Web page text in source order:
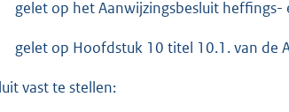
gelet op het Aanwijzingsbesluit
gelet op Hoofdstuk 10 titel 10.1. van de
vast te stellen: